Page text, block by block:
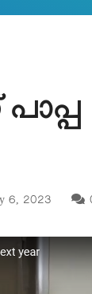
6, 2023